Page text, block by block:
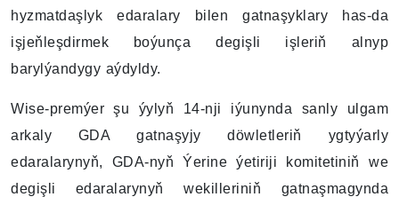
hyzmatdaşlyk edaralary bilen gatnaşyklary has-da
işjeňleşdirmek boýunça degişli işleriň alnyp
barylýandygy aýdyldy.
Wise-premýer şu ýylyň 14-nji iýunynda sanly ulgam
arkaly GDA gatnaşyjy döwletleriň ygtyýarly
edaralarynyň, GDA-nyň Ýerine ýetiriji komitetiniň we
degişli edaralarynyň wekilleriniň gatnaşmagynda